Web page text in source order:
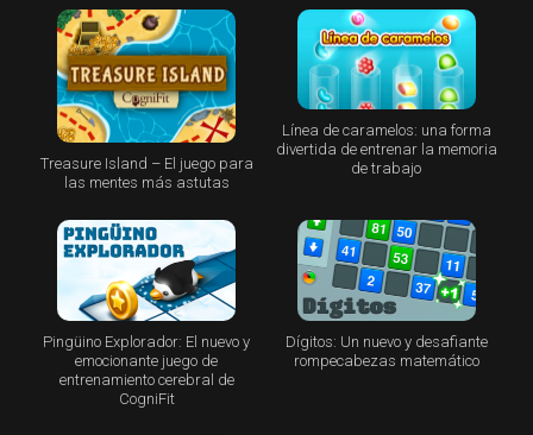
Treasure Island – El juego para
las mentes más astutas
Línea de caramelos: una forma
divertida de entrenar la memoria
de trabajo
Pingüino Explorador: El nuevo y
emocionante juego de
entrenamiento cerebral de
CogniFit
Dígitos: Un nuevo y desafiante
rompecabezas matemático